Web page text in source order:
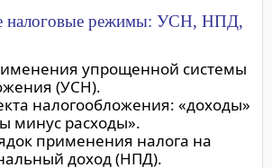
налоговые режимы: УСН, НПД,
упрощенной системы
(УСН).
налогообложения: «доходы»
минус расходы».
применения налога на
доход (НПД).